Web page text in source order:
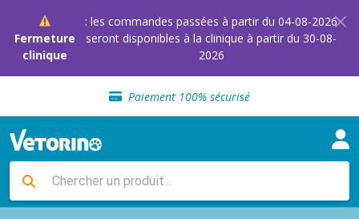
Fermeture
clinique
: les commandes passées à partir du 04-08-2026
seront disponibles à la clinique à partir du 30-08-
2026
Sélection de croquettes vétérinaire
Paiement 100% sécurisé
Livraison gratuite en clinique vétérinaire
Retour gratuit en clinique